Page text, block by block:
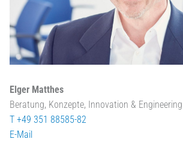
Elger Matthes
Beratung, Konzepte, Innovation & Engineering
T +49 351 88585-82
E-Mail